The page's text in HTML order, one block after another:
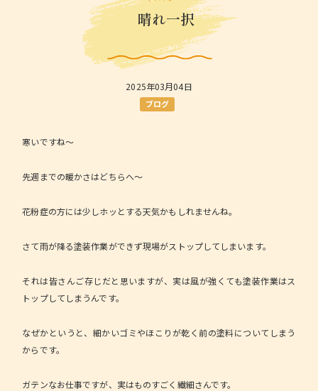
晴れ一択
2025年03月04日
ブログ
寒いですね～
先週までの暖かさはどちらへ～
花粉症の方には少しホッとする天気かもしれませんね。
さて雨が降る塗装作業ができず現場がストップしてしまいます。
それは皆さんご存じだと思いますが、実は風が強くても塗装作業はス
トップしてしまうんです。
なぜかというと、細かいゴミやほこりが乾く前の塗料についてしまう
からです。
ガテンなお仕事ですが、実はものすごく繊細さんです。